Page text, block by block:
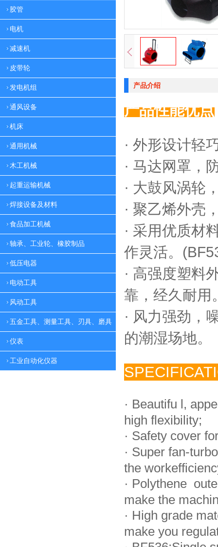
胶管
电机
减速机
皮带轮
发电机组
通风设备
机床
通用机械
木工机械
起重运输机械
焊接设备及材料
食品加工机械
轴承、工业轮、橡胶制品
低压电器
电动工具
风动工具
五金工具、测量工具、刃具、磨具
仪表
工业自动化仪器
产品介绍
产品性能优点
· 外形设计轻
· 马达网罩，
· 大鼓风涡轮
· 聚乙烯外壳
· 采用优质材
作灵活。
· 高强度塑料
靠， 经久耐用
· 风力强劲，
的潮湿场地。
· Beautifu l,
high flexibility;
· Safety cover
· Super fan-
the
· Polythene
make the
· High grade
make you